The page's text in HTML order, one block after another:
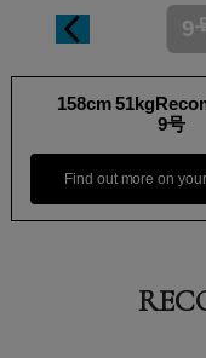
9
158cm
9号
Find out more on